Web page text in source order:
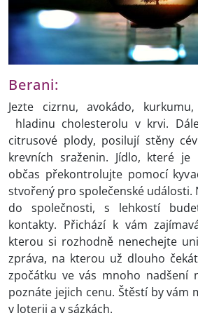
Berani:
Jezte cizrnu, avokádo,
hladinu cholesterolu v krvi.
citrusové plody, posilují stěny
krevních sraženin. Jídlo, které
občas překontrolujte pomocí
stvořený pro společenské události.
do společnosti, s lehkostí
kontakty. Přichází k vám
kterou si rozhodně nenechejte
zpráva, na kterou už dlouho
zpočátku ve vás mnoho nadšení
poznáte jejich cenu. Štěstí by vám
v loterii a v sázkách.